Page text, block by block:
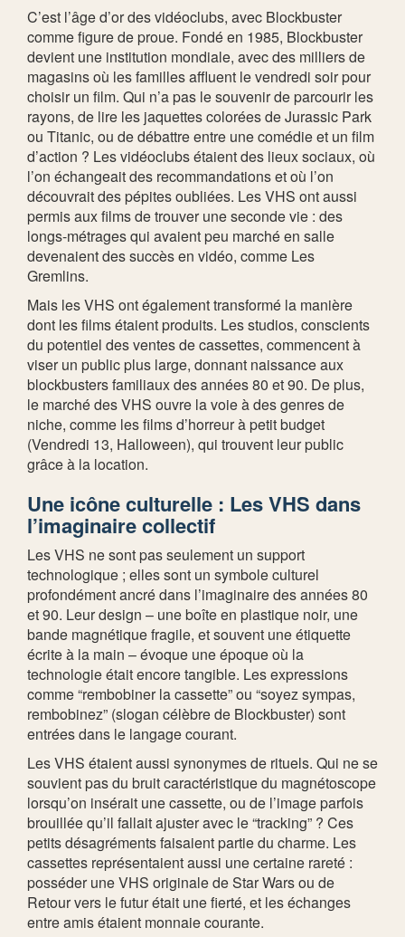
C’est l’âge d’or des vidéoclubs, avec Blockbuster
comme figure de proue. Fondé en 1985, Blockbuster
devient une institution mondiale, avec des milliers de
magasins où les familles affluent le vendredi soir pour
choisir un film. Qui n’a pas le souvenir de parcourir les
rayons, de lire les jaquettes colorées de Jurassic Park
ou Titanic, ou de débattre entre une comédie et un film
d’action ? Les vidéoclubs étaient des lieux sociaux, où
l’on échangeait des recommandations et où l’on
découvrait des pépites oubliées. Les VHS ont aussi
permis aux films de trouver une seconde vie : des
longs-métrages qui avaient peu marché en salle
devenaient des succès en vidéo, comme Les
Gremlins.
Mais les VHS ont également transformé la manière
dont les films étaient produits. Les studios, conscients
du potentiel des ventes de cassettes, commencent à
viser un public plus large, donnant naissance aux
blockbusters familiaux des années 80 et 90. De plus,
le marché des VHS ouvre la voie à des genres de
niche, comme les films d’horreur à petit budget
(Vendredi 13, Halloween), qui trouvent leur public
grâce à la location.
Une icône culturelle : Les VHS dans
l’imaginaire collectif
Les VHS ne sont pas seulement un support
technologique ; elles sont un symbole culturel
profondément ancré dans l’imaginaire des années 80
et 90. Leur design – une boîte en plastique noir, une
bande magnétique fragile, et souvent une étiquette
écrite à la main – évoque une époque où la
technologie était encore tangible. Les expressions
comme “rembobiner la cassette” ou “soyez sympas,
rembobinez” (slogan célèbre de Blockbuster) sont
entrées dans le langage courant.
Les VHS étaient aussi synonymes de rituels. Qui ne se
souvient pas du bruit caractéristique du magnétoscope
lorsqu’on insérait une cassette, ou de l’image parfois
brouillée qu’il fallait ajuster avec le “tracking” ? Ces
petits désagréments faisaient partie du charme. Les
cassettes représentaient aussi une certaine rareté :
posséder une VHS originale de Star Wars ou de
Retour vers le futur était une fierté, et les échanges
entre amis étaient monnaie courante.